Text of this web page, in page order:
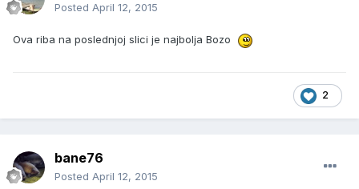
Posted April 12, 2015
Ova riba na poslednjoj slici je najbolja Bozo
2
bane76
Posted April 12, 2015